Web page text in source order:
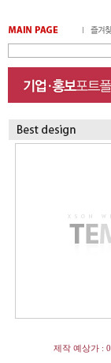
제작 예상가 : 0